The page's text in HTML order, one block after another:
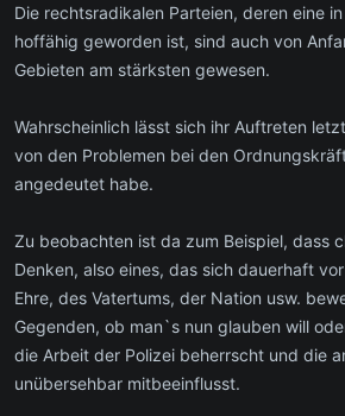
Die rechtsradikalen Parteien, deren eine
hoffähig geworden ist, sind auch von
Gebieten am stärksten gewesen.
Wahrscheinlich lässt sich ihr Auftreten
von den Problemen bei den
angedeutet habe.
Zu beobachten ist da zum Beispiel, dass
Denken, also eines, das sich dauerhaft
Ehre, des Vatertums, der Nation usw.
Gegenden, ob man`s nun glauben will
die Arbeit der Polizei beherrscht und die
unübersehbar mitbeeinflusst.